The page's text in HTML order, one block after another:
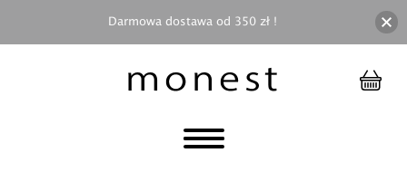
Darmowa dostawa od 350 zł !